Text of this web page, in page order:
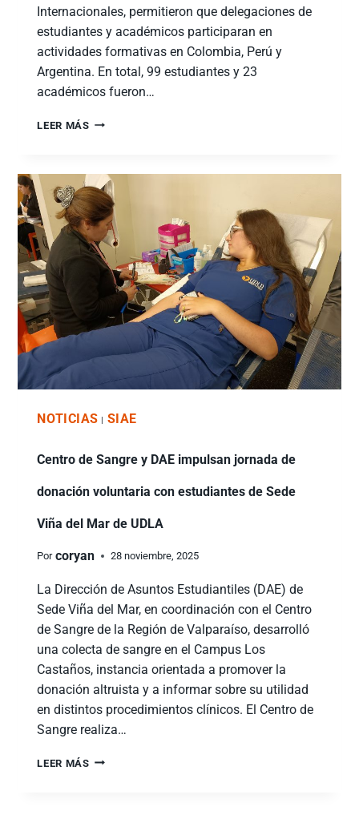
Internacionales, permitieron que delegaciones de
estudiantes y académicos participaran en
actividades formativas en Colombia, Perú y
Argentina. En total, 99 estudiantes y 23
académicos fueron…
LEER MÁS
NOTICIAS | SIAE
Centro de Sangre y DAE impulsan jornada de
donación voluntaria con estudiantes de Sede
Viña del Mar de UDLA
Por coryan 28 noviembre, 2025
La Dirección de Asuntos Estudiantiles (DAE) de
Sede Viña del Mar, en coordinación con el Centro
de Sangre de la Región de Valparaíso, desarrolló
una colecta de sangre en el Campus Los
Castaños, instancia orientada a promover la
donación altruista y a informar sobre su utilidad
en distintos procedimientos clínicos. El Centro de
Sangre realiza…
LEER MÁS